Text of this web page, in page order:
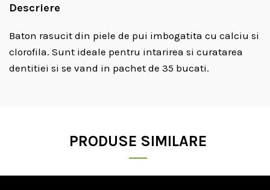
Descriere
Baton rasucit din piele de pui imbogatita cu calciu si
clorofila. Sunt ideale pentru intarirea si curatarea
dentitiei si se vand in pachet de 35 bucati.
PRODUSE SIMILARE